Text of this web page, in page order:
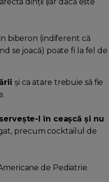
dinții (iar dacă este
biberon (indiferent că
se joacă) poate fi la fel de
și ca atare trebuie să fie
l în ceașcă și nu
precum cocktailul de
de Pediatrie.